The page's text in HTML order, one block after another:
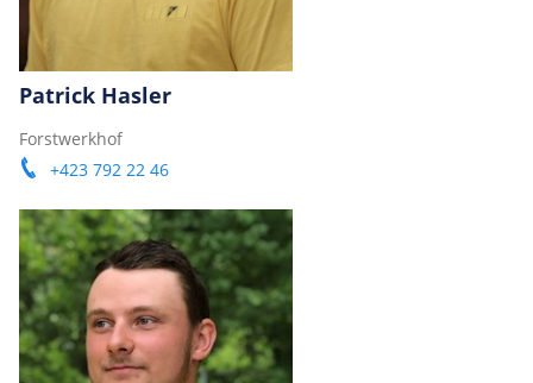
Patrick Hasler
Forstwerkhof
+423 792 22 46